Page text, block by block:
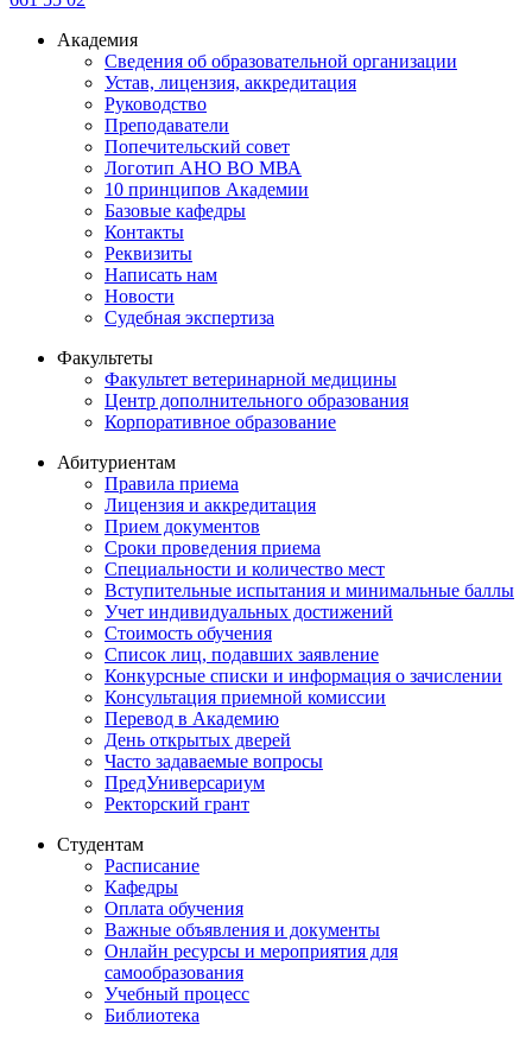
Академия
Сведения об образовательной организации
Устав, лицензия, аккредитация
Руководство
Преподаватели
Попечительский совет
Логотип АНО ВО МВА
10 принципов Академии
Базовые кафедры
Контакты
Реквизиты
Написать нам
Новости
Судебная экспертиза
Факультеты
Факультет ветеринарной медицины
Центр дополнительного образования
Корпоративное образование
Абитуриентам
Правила приема
Лицензия и аккредитация
Прием документов
Сроки проведения приема
Специальности и количество мест
Вступительные испытания и минимальные баллы
Учет индивидуальных достижений
Стоимость обучения
Список лиц, подавших заявление
Конкурсные списки и информация о зачислении
Консультация приемной комиссии
Перевод в Академию
День открытых дверей
Часто задаваемые вопросы
ПредУниверсариум
Ректорский грант
Студентам
Расписание
Кафедры
Оплата обучения
Важные объявления и документы
Онлайн ресурсы и мероприятия для
самообразования
Учебный процесс
Библиотека